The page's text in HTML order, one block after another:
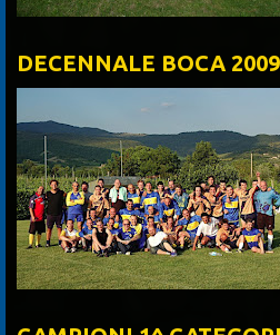
DECENNALE BOCA 2009